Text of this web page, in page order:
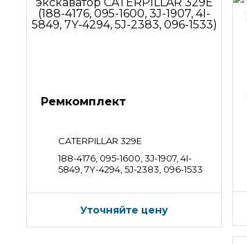
Ремкомплект
CATERPILLAR 329E
188-4176, 095-1600, 3J-1907, 4I-
5849, 7Y-4294, 5J-2383, 096-1533
Уточняйте цену